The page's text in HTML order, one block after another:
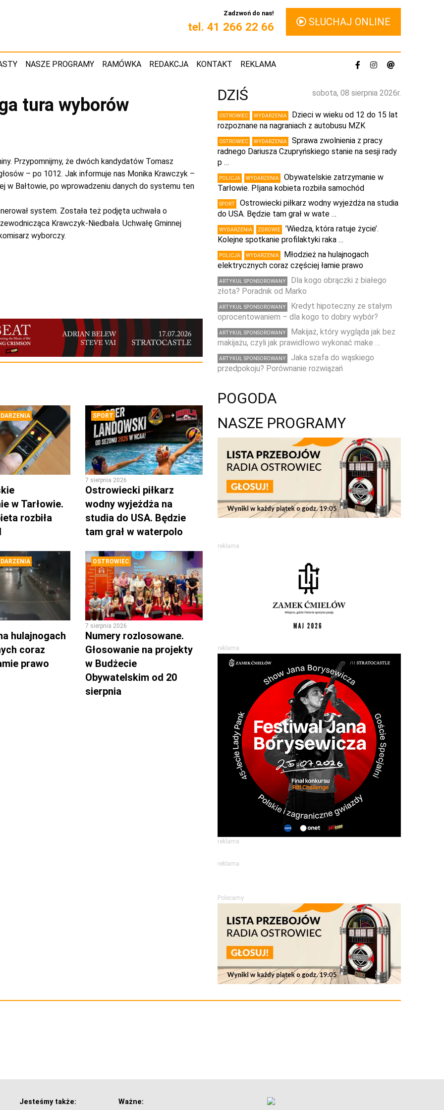
Zadzwoń do nas!
tel. 41 266 22 66 SŁUCHAJ ONLINE
NASZE PROGRAMY RAMÓWKA REDAKCJA KONTAKT REKLAMA
tura wyborów
Przypomnijmy, że dwóch kandydatów Tomasz
– po 1012. Jak informuje nas Monika Krawczyk –
w Bałtowie, po wprowadzeniu danych do systemu ten
system. Została też podjęta uchwała o
Krawczyk-Niedbała. Uchwałę Gminnej
wyborczy.
w Tarłowie.
rozbiła
SPORT
7 sierpnia 2026
Ostrowiecki piłkarz
wodny wyjeżdża na
studia do USA. Będzie
tam grał w waterpolo
hulajnogach
coraz
prawo
OSTROWIEC
7 sierpnia 2026
Numery rozlosowane.
Głosowanie na projekty
w Budżecie
Obywatelskim od 20
sierpnia
sobota, 08 sierpnia 2026r.
DZIŚ
OSTROWIEC WYDARZENIA
Dzieci w wieku od 12 do 15 lat
rozpoznane na nagraniach z autobusu MZK
OSTROWIEC WYDARZENIA
Sprawa zwolnienia z pracy
radnego Dariusza Czupryńskiego stanie na sesji rady
p …
POLICJA WYDARZENIA
Obywatelskie zatrzymanie w
Tarłowie. PIjana kobieta rozbiła samochód
SPORT
Ostrowiecki piłkarz wodny wyjeżdża na studia
do USA. Będzie tam grał w wate …
WYDARZENIA ZDROWIE
’Wiedza, która ratuje życie’.
Kolejne spotkanie profilaktyki raka …
POLICJA WYDARZENIA
Młodzież na hulajnogach
elektrycznych coraz częściej łamie prawo
ARTYKUŁ SPONSOROWANY
Dla kogo obrączki z białego
złota? Poradnik od Marko
ARTYKUŁ SPONSOROWANY
Kredyt hipoteczny ze stałym
oprocentowaniem – dla kogo to dobry wybór?
ARTYKUŁ SPONSOROWANY
Makijaż, który wygląda jak bez
makijażu, czyli jak prawidłowo wykonać make …
ARTYKUŁ SPONSOROWANY
Jaka szafa do wąskiego
przedpokoju? Porównanie rozwiązań
POGODA
NASZE PROGRAMY
reklama
reklama
reklama
reklama
Polecamy
Jesteśmy także:
Ważne: